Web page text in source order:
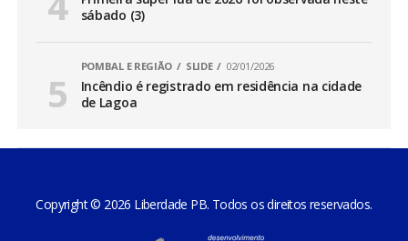
sábado (3)
POMBAL E REGIÃO SLIDE 02/01/2026
Incêndio é registrado em residência na cidade
de Lagoa
Copyright © 2026 Liberdade PB. Todos os direitos reservados.